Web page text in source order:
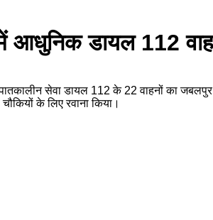
डायल 112
सेवा डायल 112 के 22 वाहनों का
के लिए रवाना किया।